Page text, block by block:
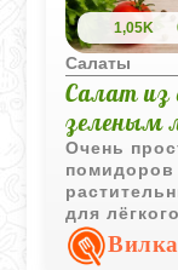
1,05K
Салаты
Салат из
зеленым
Очень
помидоров
для
томаты и
Вилка